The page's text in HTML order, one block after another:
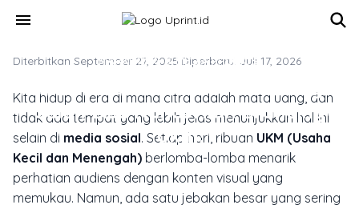
menu
MARKETING & MEDIA PROMOSI
Materi Cetak Media Sosial Yang
Salah Bisa Hancurkan Branding
Ukm!
Diterbitkan September 27, 2025 Diperbarui Juli 17, 2026
Kita hidup di era di mana citra adalah mata uang, dan
tidak ada tempat yang lebih jelas menunjukkan hal ini
selain di media sosial. Setiap hari, ribuan UKM (Usaha
Kecil dan Menengah) berlomba-lomba menarik
perhatian audiens dengan konten visual yang
memukau. Namun, ada satu jebakan besar yang sering